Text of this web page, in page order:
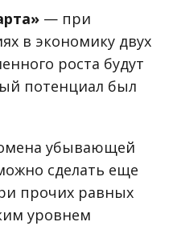
— при
в экономику двух
роста будут
потенциал был
убывающей
сделать еще
прочих равных
уровнем